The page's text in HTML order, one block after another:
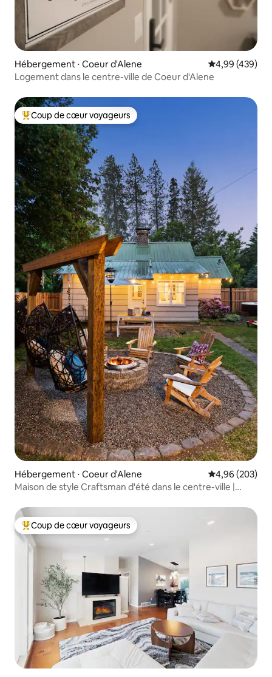
Hébergement ⋅ Coeur d'Alene Évaluation
4,99 (439)
Logement dans le centre-ville de Coeur d'Alene
Coups de cœur voyageurs les plus appréciés
Coup de cœur voyageurs
Hébergement ⋅ Coeur d'Alene Évaluation
4,96 (203)
Maison de style Craftsman d'été dans le centre-ville |
Coups de cœur voyageurs les plus appréciés
Coup de cœur voyageurs